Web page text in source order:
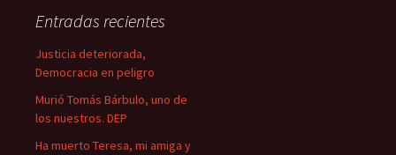
r
Entradas recientes
Justicia deteriorada,
Democracia en peligro
Murió Tomás Bárbulo, uno de
los nuestros. DEP
Ha muerto Teresa, mi amiga y